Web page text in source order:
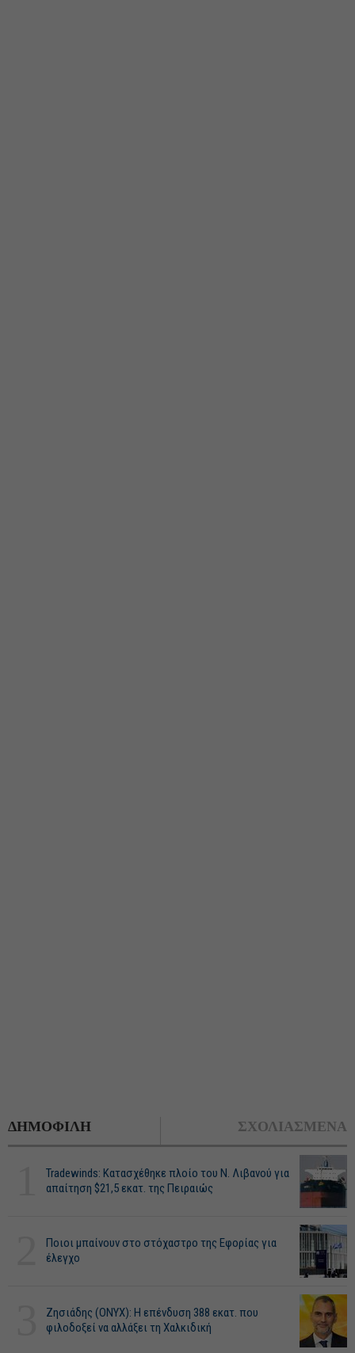
ΔΗΜΟΦΙΛΗ ΣΧΟΛΙΑΣΜΕΝΑ
Tradewinds: Κατασχέθηκε πλοίο του Ν. Λιβανού για
απαίτηση $21,5 εκατ. της Πειραιώς
Ποιοι μπαίνουν στο στόχαστρο της Εφορίας για
έλεγχο
Ζησιάδης (ONYX): Η επένδυση 388 εκατ. που
φιλοδοξεί να αλλάξει τη Χαλκιδική